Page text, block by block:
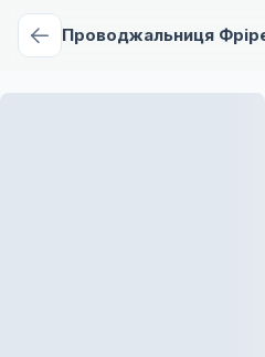
Проводжальниця